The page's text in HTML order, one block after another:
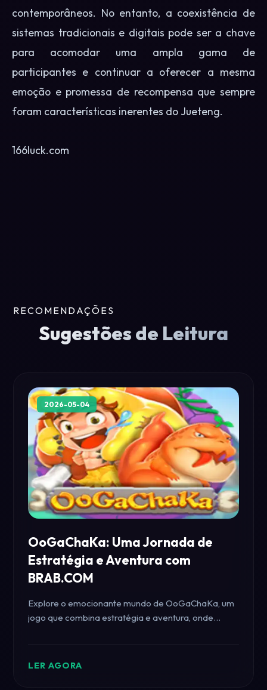
contemporâneos. No entanto, a coexistência de
sistemas tradicionais e digitais pode ser a chave
para acomodar uma ampla gama de
participantes e continuar a oferecer a mesma
emoção e promessa de recompensa que sempre
foram características inerentes do Jueteng.
166luck.com
RECOMENDAÇÕES
Sugestões de Leitura
2026-05-04
OoGaChaKa: Uma Jornada de
Estratégia e Aventura com
BRAB.COM
Explore o emocionante mundo de OoGaChaKa, um
jogo que combina estratégia e aventura, onde
LER AGORA